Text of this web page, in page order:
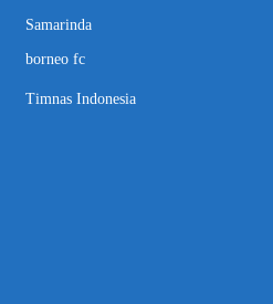
Samarinda
borneo fc
Timnas Indonesia